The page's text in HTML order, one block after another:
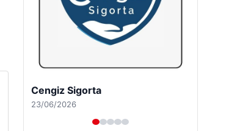
Hastaş Beton
26/05/2026